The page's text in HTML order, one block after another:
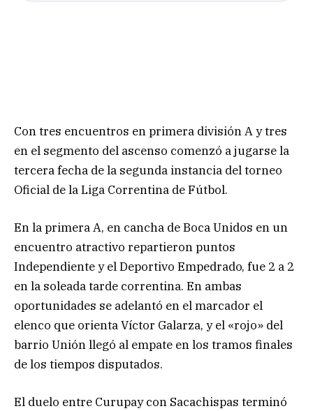
Con tres encuentros en primera división A y tres
en el segmento del ascenso comenzó a jugarse la
tercera fecha de la segunda instancia del torneo
Oficial de la Liga Correntina de Fútbol.
En la primera A, en cancha de Boca Unidos en un
encuentro atractivo repartieron puntos
Independiente y el Deportivo Empedrado, fue 2 a 2
en la soleada tarde correntina. En ambas
oportunidades se adelantó en el marcador el
elenco que orienta Víctor Galarza, y el «rojo» del
barrio Unión llegó al empate en los tramos finales
de los tiempos disputados.
El duelo entre Curupay con Sacachispas terminó